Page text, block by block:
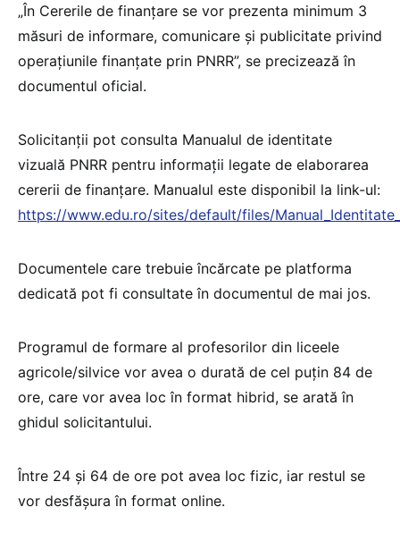
„În Cererile de finanțare se vor prezenta minimum 3
măsuri de informare, comunicare și publicitate privind
operațiunile finanțate prin PNRR”, se precizează în
documentul oficial.
Solicitanții pot consulta Manualul de identitate
vizuală PNRR pentru informații legate de elaborarea
cererii de finanțare. Manualul este disponibil la link-ul:
https://www.edu.ro/sites/default/files/
Documentele care trebuie încărcate pe platforma
dedicată pot fi consultate în documentul de mai jos.
Programul de formare al profesorilor din liceele
agricole/silvice vor avea o durată de cel puțin 84 de
ore, care vor avea loc în format hibrid, se arată în
ghidul solicitantului.
Între 24 și 64 de ore pot avea loc fizic, iar restul se
vor desfășura în format online.